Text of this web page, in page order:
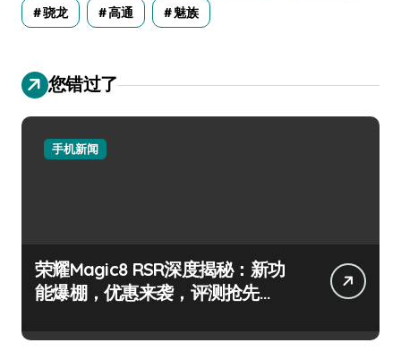
骁龙 高通 魅族
您错过了
手机新闻
荣耀Magic8 RSR深度揭秘：新功
能爆棚，优惠来袭，评测抢先